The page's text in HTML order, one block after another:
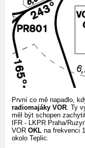
První co mě napadlo,
radiomajáky VOR. Ty
měl být schopen
IFR - LKPR Praha/
VOR OKL na frekvenci
okolo Teplic.